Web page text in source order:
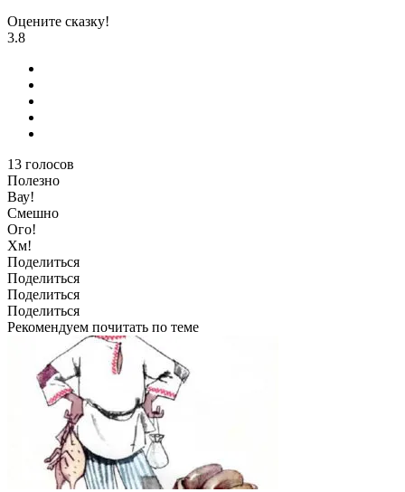
Оцените сказку!
3.8
13 голосов
Полезно
Вау!
Смешно
Ого!
Хм!
Поделиться
Поделиться
Поделиться
Поделиться
Рекомендуем почитать по теме